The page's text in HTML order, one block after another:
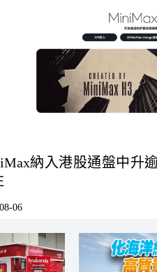
納入港股通盤中升
06